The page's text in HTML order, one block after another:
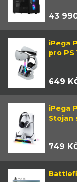
43
iPega
pro PS
649
iPega
Stojan
749